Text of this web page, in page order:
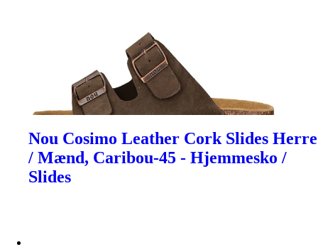
Nou Cosimo Leather Cork Slides Herre
/ Mænd, Caribou-45 - Hjemmesko /
Slides